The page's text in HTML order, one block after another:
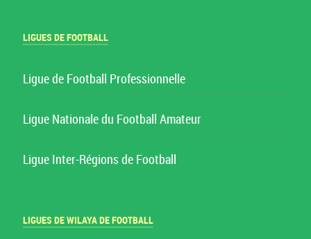
LIGUES DE FOOTBALL
Ligue de Football Professionnelle
Ligue Nationale du Football Amateur
Ligue Inter-Régions de Football
LIGUES DE WILAYA DE FOOTBALL